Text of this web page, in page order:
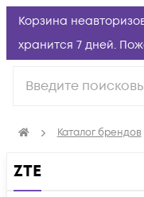
Корзина
хранится 7 дней.
Каталог брендов
ZTE